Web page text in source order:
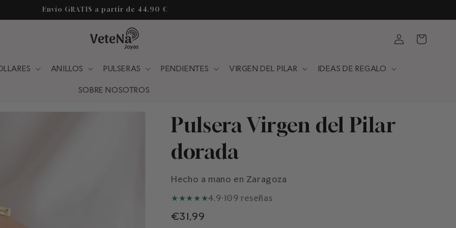
Hecho a mano y en Zaragoza - España
ANILLOS PULSERAS PENDIENTES VIRGEN DEL PILAR IDEAS DE REGALO
SOBRE NOSOTROS
Iniciar
sesión
Carrito
Pulsera Virgen del Pilar
dorada
Hecho a mano en Zaragoza
★★★★★4.9·109 reseñas
Precio
€31,99